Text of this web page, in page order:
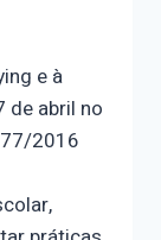
e à
de abril no
2016